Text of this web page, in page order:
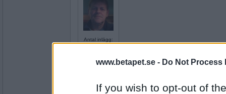
www.betapet.se - Do Not Process
If you wish to opt-out of
Antal inlägg:
7110
harenliten- Ej medlem längre